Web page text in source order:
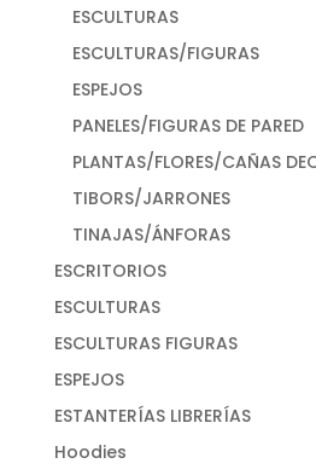
ESCULTURAS
ESCULTURAS/FIGURAS
ESPEJOS
PANELES/FIGURAS DE PARED
PLANTAS/FLORES/CAÑAS
TIBORS/JARRONES
TINAJAS/ÁNFORAS
ESCRITORIOS
ESCULTURAS
ESCULTURAS FIGURAS
ESPEJOS
ESTANTERÍAS LIBRERÍAS
Hoodies